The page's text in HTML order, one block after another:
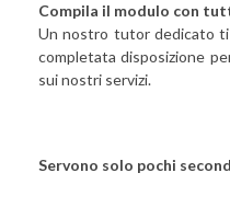
Compila il modulo con
Un nostro tutor dedicato
completata disposizione
sui nostri servizi.
Servono solo pochi